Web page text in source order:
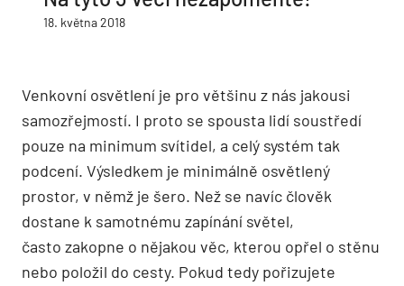
18. května 2018
Venkovní osvětlení je pro většinu z nás jakousi
samozřejmostí. I proto se spousta lidí soustředí
pouze na minimum svítidel, a celý systém tak
podcení. Výsledkem je minimálně osvětlený
prostor, v němž je šero. Než se navíc člověk
dostane k samotnému zapínání světel,
často zakopne o nějakou věc, kterou opřel o stěnu
nebo položil do cesty. Pokud tedy pořizujete